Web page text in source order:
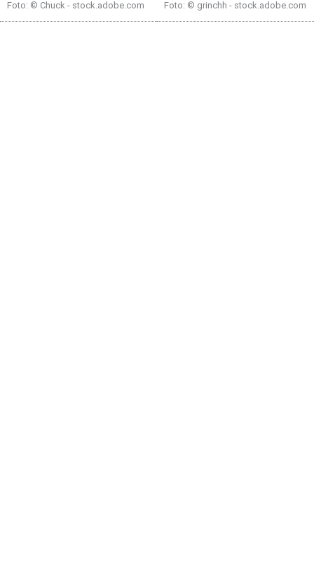
Foto: © Chuck - stock.adobe.com Foto: © grinchh - stock.adobe.com